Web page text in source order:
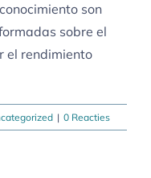
son
sobre el
el rendimiento
| 0 Reacties